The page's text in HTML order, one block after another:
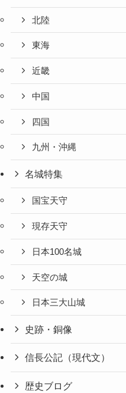
北陸
東海
近畿
中国
四国
九州・沖縄
名城特集
国宝天守
現存天守
日本100名城
天空の城
日本三大山城
史跡・銅像
信長公記（現代文）
歴史ブログ